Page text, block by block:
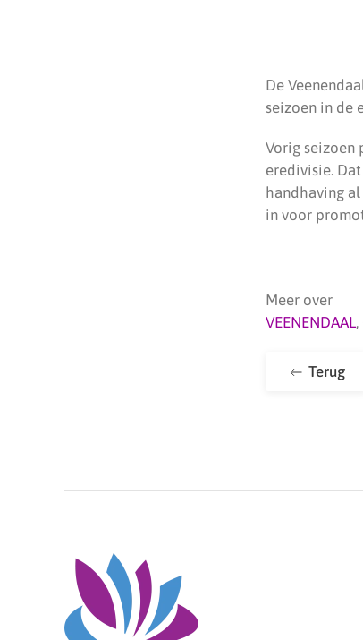
De
seizoen in de
Vorig seizoen
eredivisie.
handhaving
in voor
Meer over
VEENENDAAL,
Terug